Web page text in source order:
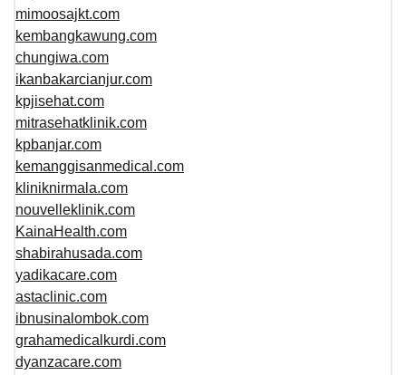
mimoosajkt.com
kembangkawung.com
chungiwa.com
ikanbakarcianjur.com
kpjisehat.com
mitrasehatklinik.com
kpbanjar.com
kemanggisanmedical.com
kliniknirmala.com
nouvelleklinik.com
KainaHealth.com
shabirahusada.com
yadikacare.com
astaclinic.com
ibnusinalombok.com
grahamedicalkurdi.com
dyanzacare.com